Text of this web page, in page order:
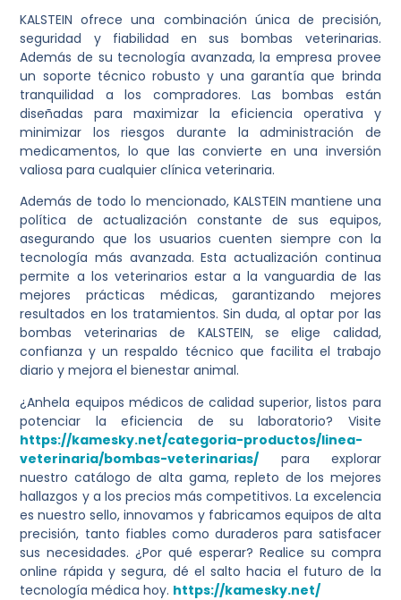
KALSTEIN ofrece una combinación única de precisión,
seguridad y fiabilidad en sus bombas veterinarias.
Además de su tecnología avanzada, la empresa provee
un soporte técnico robusto y una garantía que brinda
tranquilidad a los compradores. Las bombas están
diseñadas para maximizar la eficiencia operativa y
minimizar los riesgos durante la administración de
medicamentos, lo que las convierte en una inversión
valiosa para cualquier clínica veterinaria.
Además de todo lo mencionado, KALSTEIN mantiene una
política de actualización constante de sus equipos,
asegurando que los usuarios cuenten siempre con la
tecnología más avanzada. Esta actualización continua
permite a los veterinarios estar a la vanguardia de las
mejores prácticas médicas, garantizando mejores
resultados en los tratamientos. Sin duda, al optar por las
bombas veterinarias de KALSTEIN, se elige calidad,
confianza y un respaldo técnico que facilita el trabajo
diario y mejora el bienestar animal.
¿Anhela equipos médicos de calidad superior, listos para
potenciar la eficiencia de su laboratorio? Visite
https://kamesky.net/categoria-productos/linea-
veterinaria/bombas-veterinarias/ para explorar
nuestro catálogo de alta gama, repleto de los mejores
hallazgos y a los precios más competitivos. La excelencia
es nuestro sello, innovamos y fabricamos equipos de alta
precisión, tanto fiables como duraderos para satisfacer
sus necesidades. ¿Por qué esperar? Realice su compra
online rápida y segura, dé el salto hacia el futuro de la
tecnología médica hoy. https://kamesky.net/